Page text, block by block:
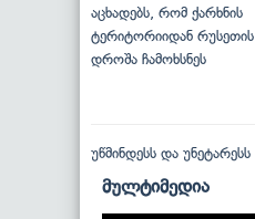
აცხადებს, რომ ქარხნის
ტერიტორიიდან რუსეთის
დროშა ჩამოხსნეს
უწმინდესს და უნეტარესს
მულტიმედია